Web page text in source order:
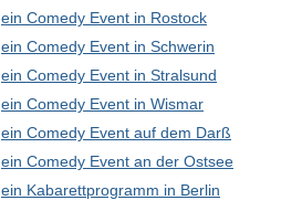
ein Comedy Event in Rostock
ein Comedy Event in Schwerin
ein Comedy Event in Stralsund
ein Comedy Event in Wismar
ein Comedy Event auf dem Darß
ein Comedy Event an der Ostsee
ein Kabarettprogramm in Berlin